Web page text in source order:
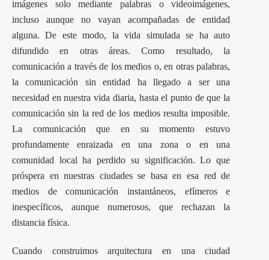
imágenes solo mediante palabras o videoimágenes,
incluso aunque no vayan acompañadas de entidad
alguna. De este modo, la vida simulada se ha auto
difundido en otras áreas. Como resultado, la
comunicación a través de los medios o, en otras palabras,
la comunicación sin entidad ha llegado a ser una
necesidad en nuestra vida diaria, hasta el punto de que la
comunicación sin la red de los medios resulta imposible.
La comunicación que en su momento estuvo
profundamente enraizada en una zona o en una
comunidad local ha perdido su significación. Lo que
próspera en nuestras ciudades se basa en esa red de
medios de comunicación instantáneos, efímeros e
inespecíficos, aunque numerosos, que rechazan la
distancia física.
Cuando construimos arquitectura en una ciudad